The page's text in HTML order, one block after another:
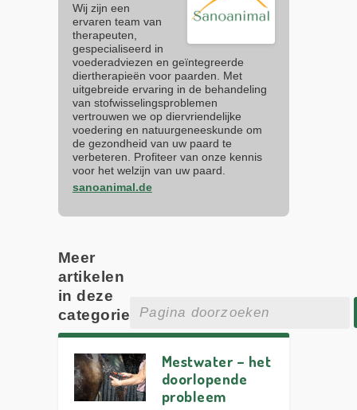
Wij zijn een
ervaren team van
therapeuten,
gespecialiseerd in
voederadviezen en geïntegreerde
diertherapieën voor paarden. Met
uitgebreide ervaring in de behandeling
van stofwisselingsproblemen
vertrouwen we op diervriendelijke
voedering en natuurgeneeskunde om
de gezondheid van uw paard te
verbeteren. Profiteer van onze kennis
voor het welzijn van uw paard.
sanoanimal.de
Meer
artikelen
in deze
categorie
Mestwater – het
doorlopende
probleem